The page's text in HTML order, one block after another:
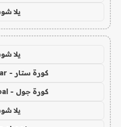
يلا
يلا
كورة ستار - koora-star
كورة جول - koora-goal
يلا